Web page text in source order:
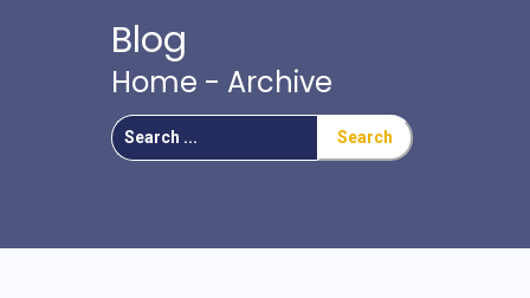
Blog
Home - Archive
Search
For
Ramadhan